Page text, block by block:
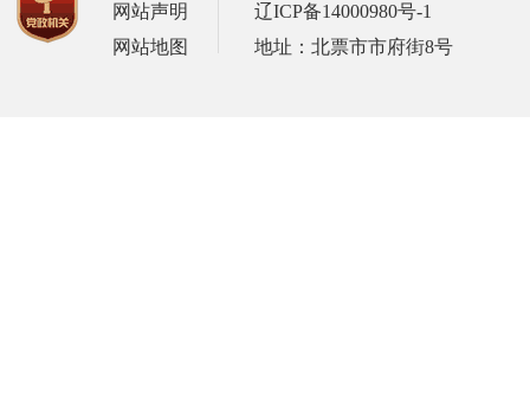
网站声明
网站地图
辽ICP备14000980号-1
地址：北票市市府街8号